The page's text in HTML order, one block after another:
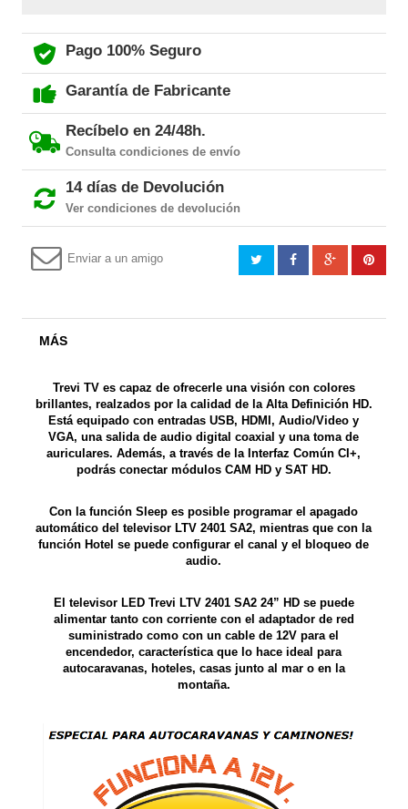
Pago 100% Seguro
Garantía de Fabricante
Recíbelo en 24/48h.
Consulta condiciones de envío
14 días de Devolución
Ver condiciones de devolución
Enviar a un amigo
MÁS
Trevi TV es capaz de ofrecerle una visión con colores
brillantes, realzados por la calidad de la Alta Definición HD.
Está equipado con entradas USB, HDMI, Audio/Video y
VGA, una salida de audio digital coaxial y una toma de
auriculares. Además, a través de la Interfaz Común CI+,
podrás conectar módulos CAM HD y SAT HD.
Con la función Sleep es posible programar el apagado
automático del televisor LTV 2401 SA2, mientras que con la
función Hotel se puede configurar el canal y el bloqueo de
audio.
El televisor LED Trevi LTV 2401 SA2 24” HD se puede
alimentar tanto con corriente con el adaptador de red
suministrado como con un cable de 12V para el
encendedor, característica que lo hace ideal para
autocaravanas, hoteles, casas junto al mar o en la
montaña.